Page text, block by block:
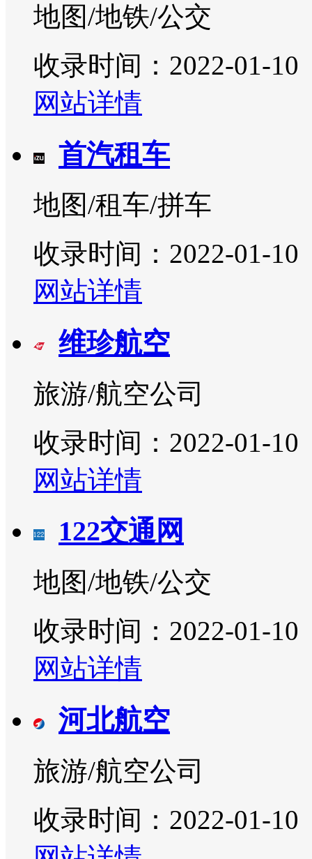
地图/地铁/公交
收录时间：2022-01-10
网站详情
首汽租车
地图/租车/拼车
收录时间：2022-01-10
网站详情
维珍航空
旅游/航空公司
收录时间：2022-01-10
网站详情
122交通网
地图/地铁/公交
收录时间：2022-01-10
网站详情
河北航空
旅游/航空公司
收录时间：2022-01-10